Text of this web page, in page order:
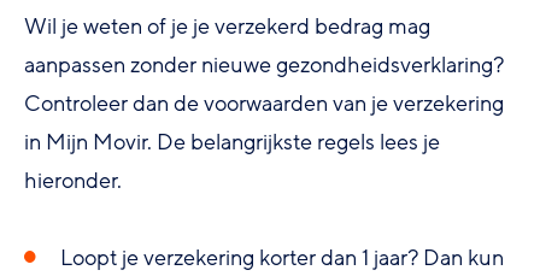
Wil je weten of je je verzekerd bedrag mag
aanpassen zonder nieuwe gezondheidsverklaring?
Controleer dan de voorwaarden van je verzekering
in Mijn Movir. De belangrijkste regels lees je
hieronder.
Loopt je verzekering korter dan 1 jaar? Dan kun